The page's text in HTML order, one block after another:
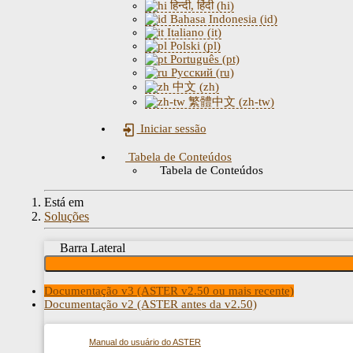
हिन्दी, हिंदी (hi)
Bahasa Indonesia (id)
Italiano (it)
Polski (pl)
Português (pt)
Русский (ru)
中文 (zh)
繁體中文 (zh-tw)
Iniciar sessão
Tabela de Conteúdos
Tabela de Conteúdos
Está em
Soluções
Barra Lateral
Documentação v3 (ASTER v2.50 ou mais recente)
Documentação v2 (ASTER antes da v2.50)
Manual do usuário do ASTER